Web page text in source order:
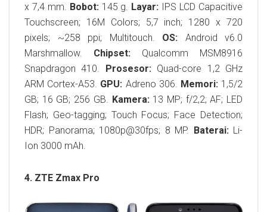
x 7,4 mm. Bobot: 145 g. Layar: IPS LCD Capacitive
Touchscreen; 16M Colors; 5,7 inch; 1280 x 720
pixels; ~258 ppi; Multitouch. OS: Android v6.0
Marshmallow. Chipset: Qualcomm MSM8916
Snapdragon 410. Prosesor: Quad-core 1,2 GHz
ARM Cortex-A53. GPU: Adreno 306. Memori: 1,5/2
GB; 16 GB; 256 GB. Kamera: 13 MP; f/2,2; AF; LED
Flash; Geo-tagging; Touch Focus; Face Detection;
HDR; Panorama; 1080p@30fps; 8 MP. Baterai: Li-
Ion 3000 mAh.
4. ZTE Zmax Pro